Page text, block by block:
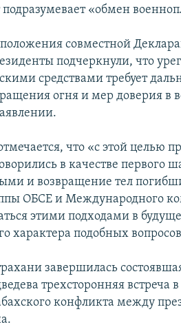
«обмен
совместной
подчеркнули, что
средствами требует
огня и мер доверия в
что «с этой целью
в качестве первого
и возвращение тел
ОБСЕ и Международного
этими подходами в
характера подобных
завершилась
трехсторонняя встреча
конфликта между